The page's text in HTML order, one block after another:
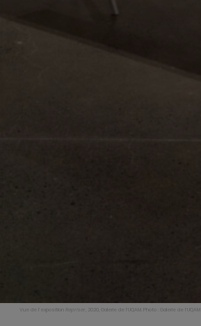
Vue de l’exposition Repriser , 2020, Galerie de l’UQAM. Photo : Galerie de l’UQAM